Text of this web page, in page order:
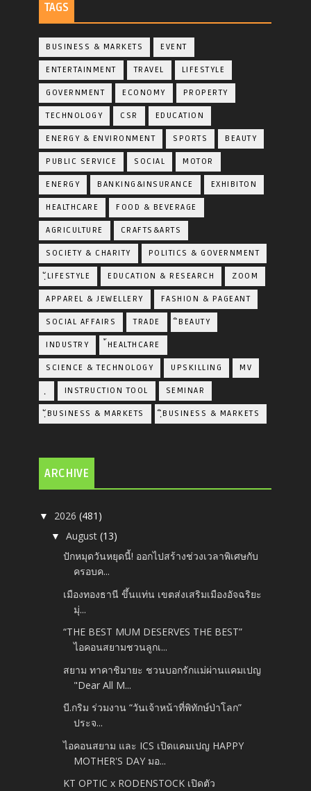
TAGS
BUSINESS & MARKETS EVENT
ENTERTAINMENT TRAVEL LIFESTYLE
GOVERNMENT ECONOMY PROPERTY
TECHNOLOGY CSR EDUCATION
ENERGY & ENVIRONMENT SPORTS BEAUTY
PUBLIC SERVICE SOCIAL MOTOR
ENERGY BANKING&INSURANCE EXHIBITON
HEALTHCARE FOOD & BEVERAGE
AGRICULTURE CRAFTS&ARTS
SOCIETY & CHARITY POLITICS & GOVERNMENT
ฺัLIFESTYLE EDUCATION & RESEARCH ZOOM
APPAREL & JEWELLERY FASHION & PAGEANT
SOCIAL AFFAIRS TRADE ิBEAUTY
INDUSTRY ้HEALTHCARE
SCIENCE & TECHNOLOGY UPSKILLING MV
INSTRUCTION TOOL SEMINAR
ฺัBUSINESS & MARKETS ฺิBUSINESS & MARKETS
ARCHIVE
▼ 2026(481)
▼August(13)
ปักหมุดวันหยุดนี้! ออกไปสร้างช่วงเวลาพิเศษกับ
ครอบค...
เมืองทองธานี ขึ้นแท่น เขตส่งเสริมเมืองอัจฉริยะ
มุ่...
“THE BEST MUM DESERVES THE BEST”
ไอคอนสยามชวนลูกเ...
สยาม ทาคาชิมายะ ชวนบอกรักแม่ผ่านแคมเปญ
"Dear All M...
บี.กริม ร่วมงาน “วันเจ้าหน้าที่พิทักษ์ป่าโลก”
ประจ...
ไอคอนสยาม และ ICS เปิดแคมเปญ HAPPY
MOTHER'S DAY มอ...
KT OPTIC x RODENSTOCK เปิดตัว